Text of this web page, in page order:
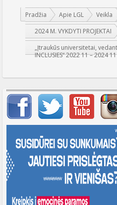
Jūs esate čia:
Pradžia Apie LGL Veikla
2024 M. VYKDYTI PROJEKTAI
„Įtraukūs universitetai,
INCLUSIES“ 2022 11 – 2024 11
Svarbių įrašų meniu